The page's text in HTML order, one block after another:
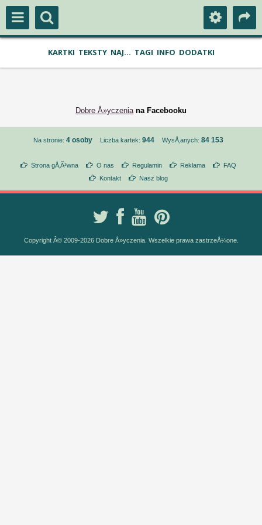
KARTKI TEKSTY NAJ... TAGI INFO DODATKI
Dobre Å»yczeniana Facebooku
Na stronie: 4 osoby Liczba kartek: 944 WysÅ‚anych: 84 153
Strona gÅ‚Ã³wna O nas Regulamin Reklama
FAQ
Kontakt
Nasz blog
Copyright Â© 2009-2026 Dobre Å»yczenia. Wszelkie prawa zastrzeÅ¼one.